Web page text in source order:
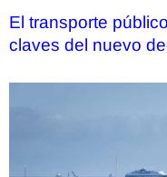
El transporte
claves del nuevo